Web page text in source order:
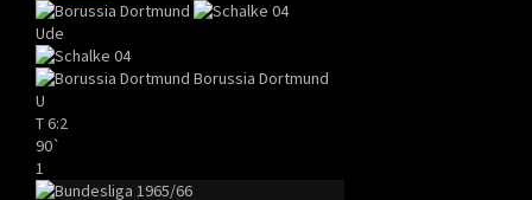
Ude
Borussia Dortmund
U
T6:2
90`
1